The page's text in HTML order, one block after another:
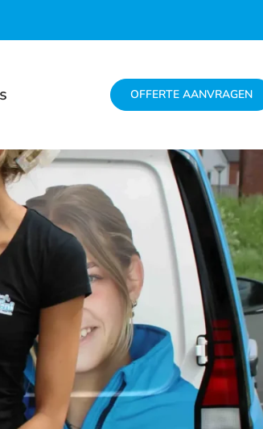
OFFERTE AANVRAGEN